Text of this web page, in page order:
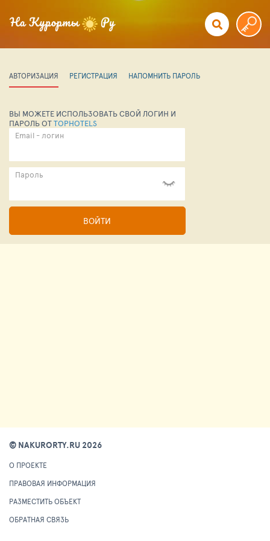
АВТОРИЗАЦИЯ РЕГИСТРАЦИЯ НАПОМНИТЬ ПАРОЛЬ
ВЫ МОЖЕТЕ ИСПОЛЬЗОВАТЬ СВОЙ ЛОГИН И
ПАРОЛЬ ОТTOPHOTELS
Email - логин
Пароль
ВОЙТИ
© NAKURORTY.RU 2026
О ПРОЕКТЕ
ПРАВОВАЯ ИНФОРМАЦИЯ
РАЗМЕСТИТЬ ОБЪЕКТ
ОБРАТНАЯ СВЯЗЬ